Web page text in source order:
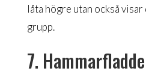
låta högre utan också
grupp.
7.